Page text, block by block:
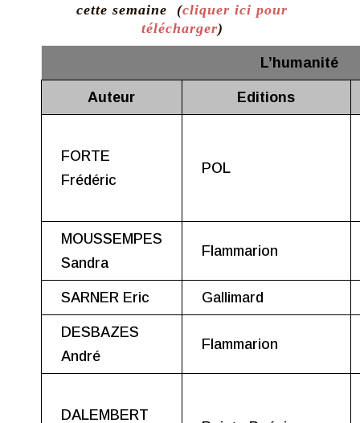
cette semaine (cliquer ici pour
télécharger)
L’humanité
Auteur Editions
FORTE
Frédéric
POL
MOUSSEMPES
Sandra
Flammarion
SARNER Eric Gallimard
DESBAZES
André
Flammarion
DALEMBERT